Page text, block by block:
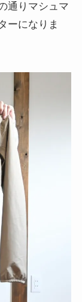
通りマシュマ
ーになりま